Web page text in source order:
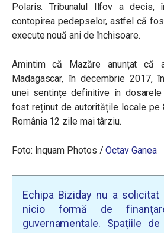
Polaris. Tribunalul Ilfov a decis,
contopirea pedepselor, astfel că
execute nouă ani de închisoare.
Amintim că Mazăre anunțat
Madagascar, în decembrie 2017,
unei sentințe definitive în
fost reținut de autoritățile locale pe
România 12 zile mai târziu.
Foto: Inquam Photos / Octav Ganea
Echipa Biziday nu a
nicio formă de
guvernamentale. Spațiile